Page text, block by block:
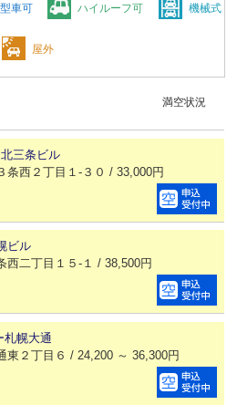
車可 ハイルーフ可 機械式
屋外
満空状況
三条ビル
条西２丁目１-３０ / 33,000円
ビル
西二丁目１５-１ / 38,500円
札幌大通
東２丁目６ / 24,200 ～ 36,300円